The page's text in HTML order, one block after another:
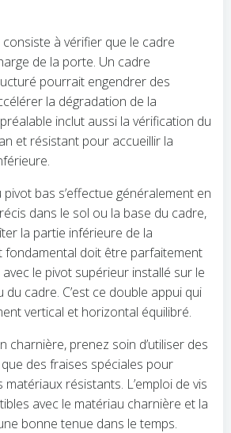
à vérifier que le cadre
de la porte. Un cadre
pourrait engendrer des
la dégradation de la
inclut aussi la vérification du
et résistant pour accueillir la
pivot bas s’effectue généralement en
dans le sol ou la base du cadre,
la partie inférieure de la
fondamental doit être parfaitement
avec le pivot supérieur installé sur le
cadre. C’est ce double appui qui
vertical et horizontal équilibré.
charnière, prenez soin d’utiliser des
des fraises spéciales pour
résistants. L’emploi de vis
avec le matériau charnière et la
bonne tenue dans le temps.